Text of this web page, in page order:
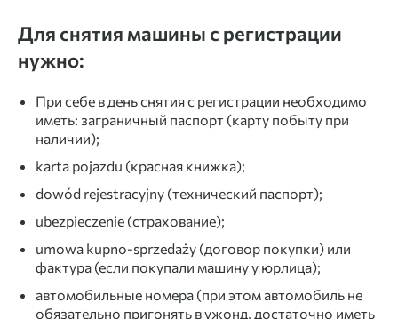
Для снятия машины с регистрации
нужно:
При себе в день снятия с регистрации необходимо
иметь: заграничный паспорт (карту побыту при
наличии);
karta pojazdu (красная книжка);
dowód rejestracyjny (технический паспорт);
ubezpieczenie (страхование);
umowa kupno-sprzedaży (договор покупки) или
фактура (если покупали машину у юрлица);
автомобильные номера (при этом автомобиль не
обязательно пригонять в ужонд, достаточно иметь